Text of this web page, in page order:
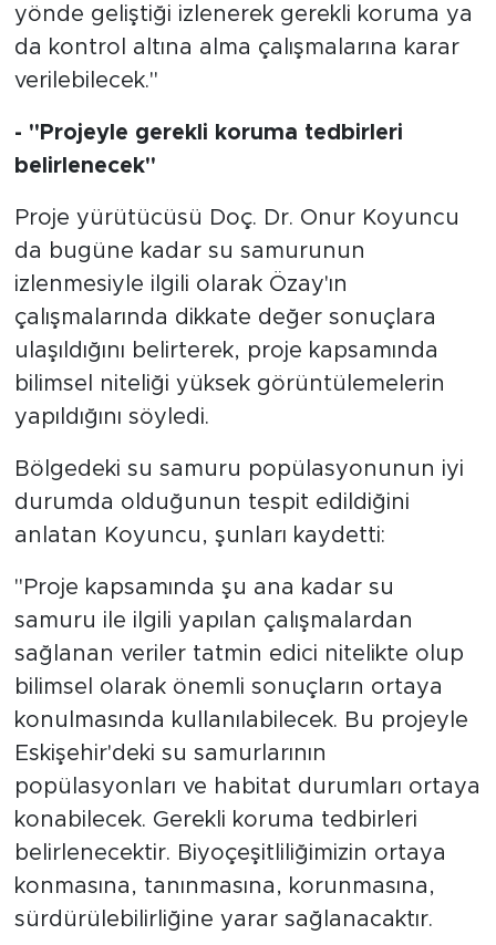
yönde geliştiği izlenerek gerekli koruma ya
da kontrol altına alma çalışmalarına karar
verilebilecek."
- "Projeyle gerekli koruma tedbirleri
belirlenecek"
Proje yürütücüsü Doç. Dr. Onur Koyuncu
da bugüne kadar su samurunun
izlenmesiyle ilgili olarak Özay'ın
çalışmalarında dikkate değer sonuçlara
ulaşıldığını belirterek, proje kapsamında
bilimsel niteliği yüksek görüntülemelerin
yapıldığını söyledi.
Bölgedeki su samuru popülasyonunun iyi
durumda olduğunun tespit edildiğini
anlatan Koyuncu, şunları kaydetti:
"Proje kapsamında şu ana kadar su
samuru ile ilgili yapılan çalışmalardan
sağlanan veriler tatmin edici nitelikte olup
bilimsel olarak önemli sonuçların ortaya
konulmasında kullanılabilecek. Bu projeyle
Eskişehir'deki su samurlarının
popülasyonları ve habitat durumları ortaya
konabilecek. Gerekli koruma tedbirleri
belirlenecektir. Biyoçeşitliliğimizin ortaya
konmasına, tanınmasına, korunmasına,
sürdürülebilirliğine yarar sağlanacaktır.